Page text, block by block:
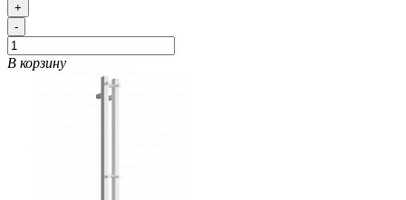
+
-
В корзину